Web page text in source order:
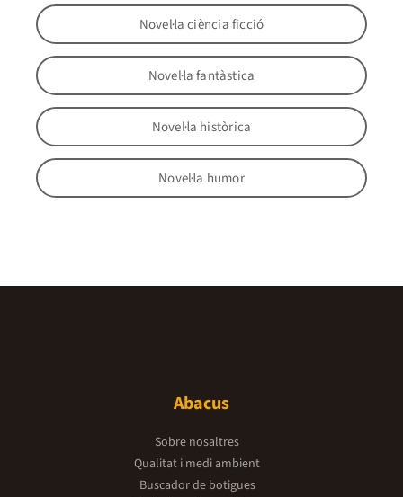
Novel·la ciència ficció
Novel·la fantàstica
Novel·la històrica
Novel·la humor
Abacus
Sobre nosaltres
Qualitat i medi ambient
Buscador de botigues